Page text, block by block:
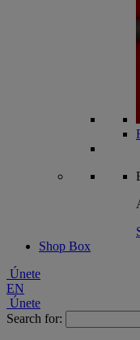
Shop Box
Únete
EN
Únete
Search for: